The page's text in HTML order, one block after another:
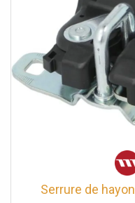
Serrure de